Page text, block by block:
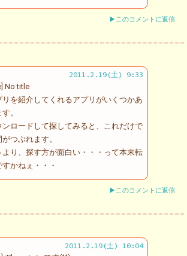
▶このコメントに返信
2011.2.19(土) 9:33
No title
リを紹介してくれるアプリがいくつかあ
。
ンロードして探してみると、これだけで
つぶれます。
より、探す方が面白い・・・って本末転
すかねぇ・・・
▶このコメントに返信
2011.2.19(土) 10:04